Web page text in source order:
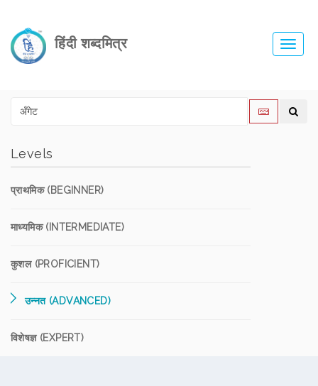
हिंदी शब्दमित्र
Levels
प्राथमिक (BEGINNER)
माध्यमिक (INTERMEDIATE)
कुशल (PROFICIENT)
उन्नत (ADVANCED)
विशेषज्ञ (EXPERT)